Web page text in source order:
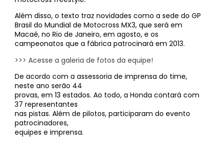
Além disso, o texto traz novidades como a sede do GP
Brasil do Mundial de Motocross MX3, que será em
Macaé, no Rio de Janeiro, em agosto, e os
campeonatos que a fábrica patrocinará em 2013.
>>> Acesse a galeria de fotos da equipe!
De acordo com a assessoria de imprensa do time,
neste ano serão 44
provas, em 13 estados. Ao todo, a Honda contará com
37 representantes
nas pistas. Além de pilotos, participaram do evento
patrocinadores,
equipes e imprensa.